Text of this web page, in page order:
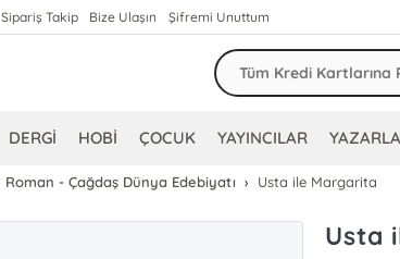
Sipariş Takip Bize Ulaşın Şifremi Unuttum
DERGİ HOBİ ÇOCUK YAYINCILAR
Roman - Çağdaş Dünya Edebiyatı Usta ile Margarita
Usta